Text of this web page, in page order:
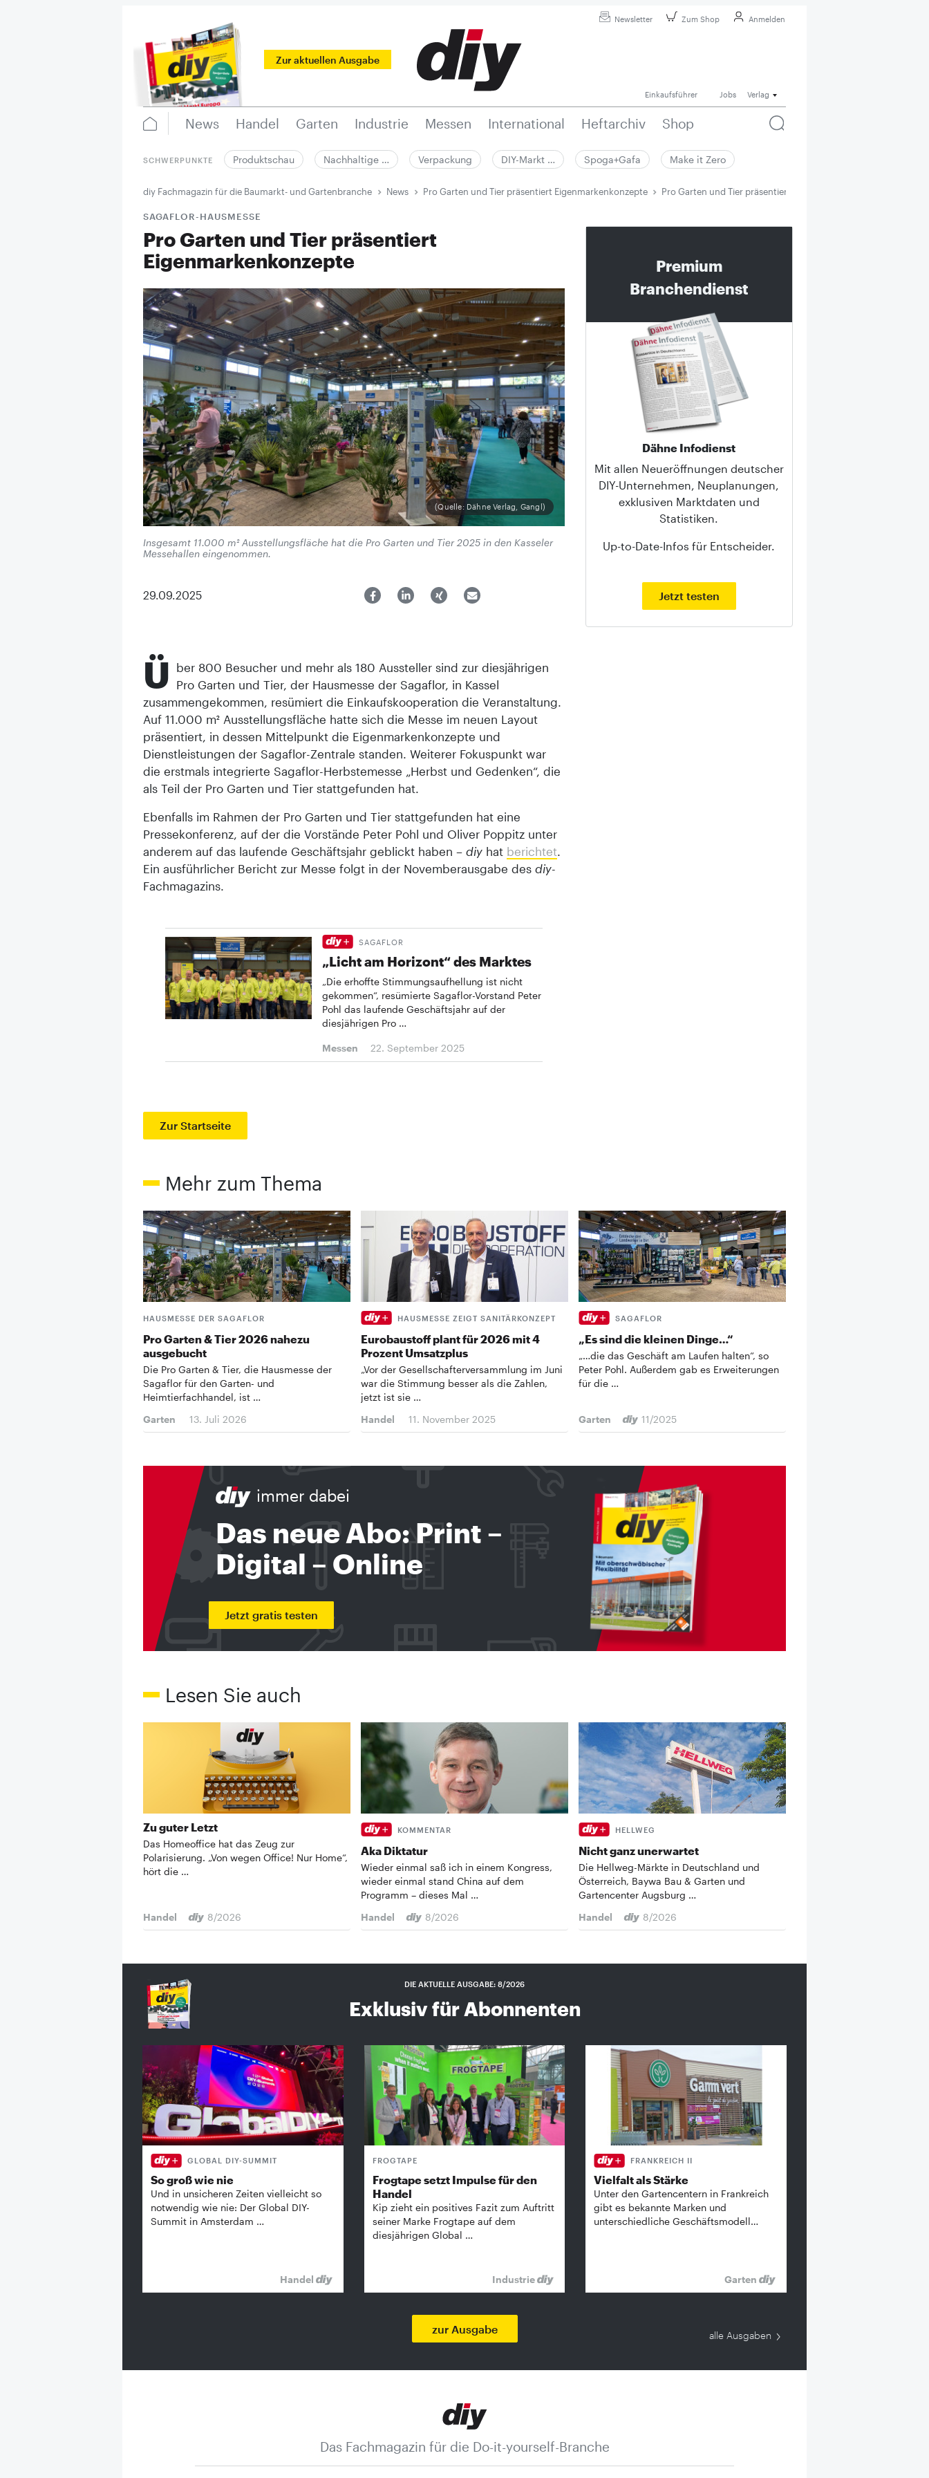
Newsletter Zum Shop Anmelden
Zur aktuellen Ausgabe
Einkaufsführer Jobs Verlag
News Handel Garten Industrie Messen International Heftarchiv Shop
SCHWERPUNKTE Produktschau Nachhaltige … Verpackung DIY-Markt … Spoga+Gafa Make it Zero
diy Fachmagazin für die Baumarkt- und Gartenbranche News Pro Garten und Tier präsentiert Eigenmarkenkonzepte Pro Garten und Tier präsentiert Eigenmarkenkonzepte
SAGAFLOR-HAUSMESSE
Pro Garten und Tier präsentiert
Eigenmarkenkonzepte
(Quelle: Dähne Verlag, Gangl)
Insgesamt 11.000 m² Ausstellungsfläche hat die Pro Garten und Tier 2025 in den Kasseler
Messehallen eingenommen.
29.09.2025
Ü ber 800 Besucher und mehr als 180 Aussteller sind zur diesjährigen
Pro Garten und Tier, der Hausmesse der Sagaflor, in Kassel
zusammengekommen, resümiert die Einkaufskooperation die Veranstaltung.
Auf 11.000 m² Ausstellungsfläche hatte sich die Messe im neuen Layout
präsentiert, in dessen Mittelpunkt die Eigenmarkenkonzepte und
Dienstleistungen der Sagaflor-Zentrale standen. Weiterer Fokuspunkt war
die erstmals integrierte Sagaflor-Herbstemesse „Herbst und Gedenken“, die
als Teil der Pro Garten und Tier stattgefunden hat.
Ebenfalls im Rahmen der Pro Garten und Tier stattgefunden hat eine
Pressekonferenz, auf der die Vorstände Peter Pohl und Oliver Poppitz unter
anderem auf das laufende Geschäftsjahr geblickt haben – diy hat berichtet.
Ein ausführlicher Bericht zur Messe folgt in der Novemberausgabe des diy-
Fachmagazins.
SAGAFLOR
„Licht am Horizont“ des Marktes
„Die erhoffte Stimmungsaufhellung ist nicht
gekommen“, resümierte Sagaflor-Vorstand Peter
Pohl das laufende Geschäftsjahr auf der
diesjährigen Pro …
Messen 22. September 2025
Zur Startseite
Premium
Branchendienst
Dähne Infodienst
Mit allen Neueröffnungen deutscher
DIY-Unternehmen, Neuplanungen,
exklusiven Marktdaten und
Statistiken.
Up-to-Date-Infos für Entscheider.
Jetzt testen
Mehr zum Thema
HAUSMESSE DER SAGAFLOR
Pro Garten & Tier 2026 nahezu
ausgebucht
Die Pro Garten & Tier, die Hausmesse der
Sagaflor für den Garten- und
Heimtierfachhandel, ist …
Garten
13. Juli 2026
HAUSMESSE ZEIGT SANITÄRKONZEPT
Eurobaustoff plant für 2026 mit 4
Prozent Umsatzplus
„Vor der Gesellschafterversammlung im Juni
war die Stimmung besser als die Zahlen,
jetzt ist sie …
Handel
11. November 2025
SAGAFLOR
„Es sind die kleinen Dinge…“
„…die das Geschäft am Laufen halten“, so
Peter Pohl. Außerdem gab es Erweiterungen
für die …
Garten 11/2025
immer dabei
Das neue Abo: Print –
Digital – Online
Jetzt gratis testen
Lesen Sie auch
Zu guter Letzt
Das Homeoffice hat das Zeug zur
Polarisierung. „Von wegen Office! Nur Home“,
hört die …
Handel 8/2026
KOMMENTAR
Aka Diktatur
Wieder einmal saß ich in einem Kongress,
wieder einmal stand China auf dem
Programm – dieses Mal …
Handel
8/2026
HELLWEG
Nicht ganz unerwartet
Die Hellweg-Märkte in Deutschland und
Österreich, Baywa Bau & Garten und
Gartencenter Augsburg …
Handel
8/2026
DIE AKTUELLE AUSGABE: 8/2026
Exklusiv für Abonnenten
GLOBAL DIY-SUMMIT
So groß wie nie
Und in unsicheren Zeiten vielleicht so
notwendig wie nie: Der Global DIY-
Summit in Amsterdam …
Handel
FROGTAPE
Frogtape setzt Impulse für den
Handel
Kip zieht ein positives Fazit zum Auftritt
seiner Marke Frogtape auf dem
diesjährigen Global …
Industrie
FRANKREICH II
Vielfalt als Stärke
Unter den Gartencentern in Frankreich
gibt es bekannte ­Marken und
unterschiedliche Geschäftsmodell…
Garten
zur Ausgabe
alle Ausgaben
Das Fachmagazin für die Do-it-yourself-Branche